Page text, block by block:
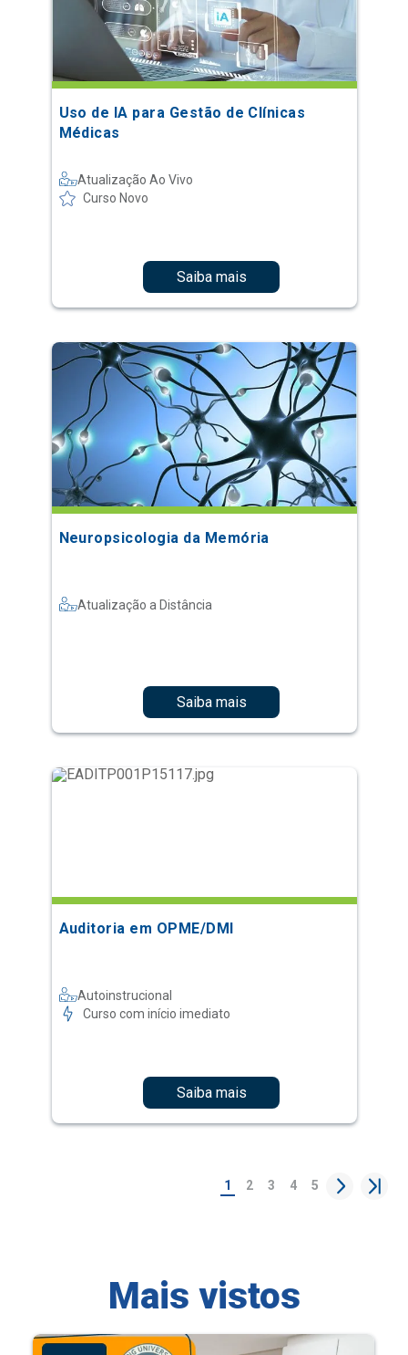
Uso de IA para Gestão de Clínicas
Médicas
Atualização Ao Vivo
Curso Novo
Saiba mais
Neuropsicologia da Memória
Atualização a Distância
Saiba mais
Auditoria em OPME/DMI
Autoinstrucional
Curso com início imediato
Saiba mais
1 2 3 4 5
Mais vistos